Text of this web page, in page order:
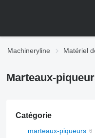
Machineryline Matériel
Marteaux-
Catégorie
marteaux-piqueurs